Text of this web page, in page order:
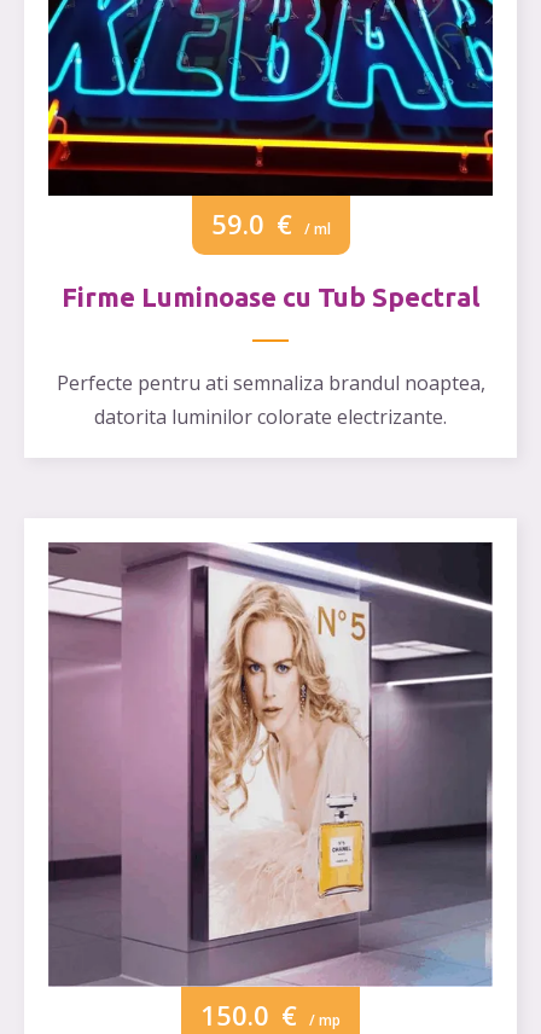
59.0 € / ml
Firme Luminoase cu Tub Spectral
Perfecte pentru ati semnaliza brandul noaptea,
datorita luminilor colorate electrizante.
150.0 € / mp